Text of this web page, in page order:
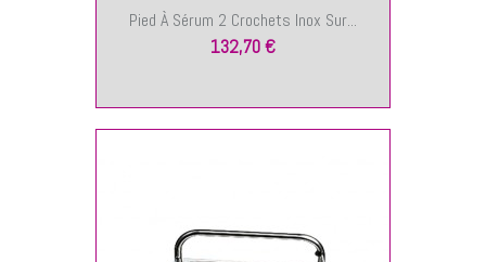
Pied À Sérum 2 Crochets Inox Sur...
132,70 €